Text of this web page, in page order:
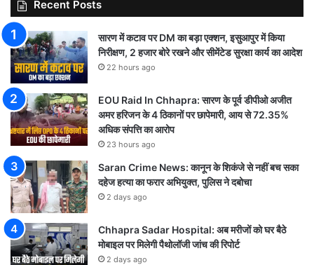
Recent Posts
सारण में कटाव पर DM का बड़ा एक्शन, इसुआपुर में किया
निरीक्षण, 2 हजार बोरे रखने और सीमेंटेड सुरक्षा कार्य का आदेश
22 hours ago
EOU Raid In Chhapra: सारण के पूर्व डीपीओ अजीत
अमर हरिजन के 4 ठिकानों पर छापेमारी, आय से 72.35%
अधिक संपत्ति का आरोप
23 hours ago
Saran Crime News: कानून के शिकंजे से नहीं बच सका
दहेज हत्या का फरार अभियुक्त, पुलिस ने दबोचा
2 days ago
Chhapra Sadar Hospital: अब मरीजों को घर बैठे
मोबाइल पर मिलेगी पैथोलॉजी जांच की रिपोर्ट
2 days ago